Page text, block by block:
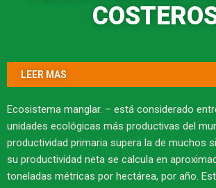
LEER MAS
Ecosistema manglar. – está considerado
unidades ecológicas más productivas del
productividad primaria supera la de muchos
su productividad neta se calcula en
toneladas métricas por hectárea, por año.